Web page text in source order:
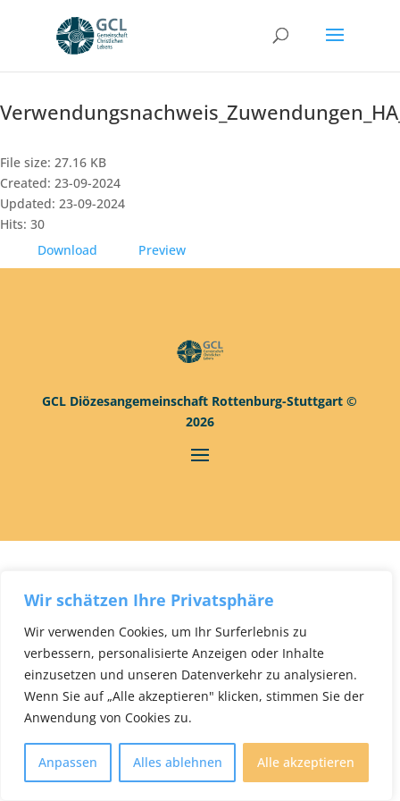
Wir schätzen Ihre Privatsphäre
Wir verwenden Cookies, um Ihr Surferlebnis zu
verbessern, personalisierte Anzeigen oder Inhalte
einzusetzen und unseren Datenverkehr zu analysieren.
Wenn Sie auf „Alle akzeptieren" klicken, stimmen Sie der
Anwendung von Cookies zu.
Anpassen Alles ablehnen Alle akzeptieren
File size: 27.16 KB
Created: 23-09-2024
Updated: 23-09-2024
Hits: 30
Download
Preview
GCL Diözesangemeinschaft Rottenburg-Stuttgart ©
2026